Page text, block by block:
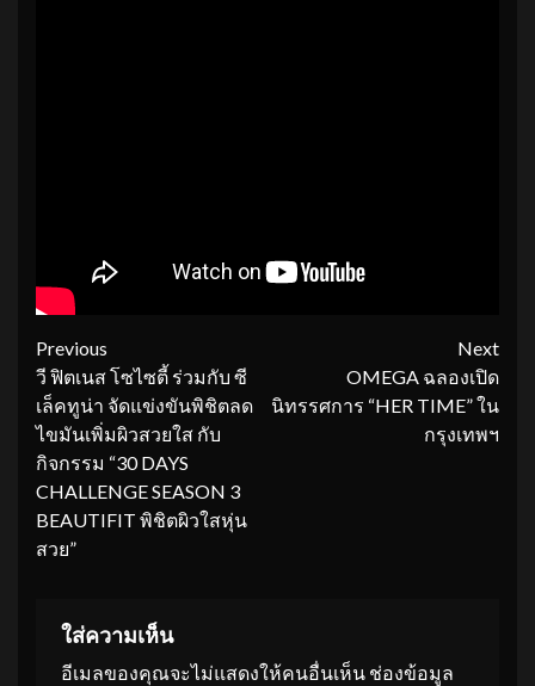
Continue
Reading
Previous
วี ฟิตเนส โซไซตี้ ร่วมกับ ซี
เล็คทูน่า จัดแข่งขันพิชิตลด
ไขมันเพิ่มผิวสวยใส กับ
กิจกรรม “30 DAYS
CHALLENGE SEASON 3
BEAUTIFIT พิชิตผิวใสหุ่น
สวย”
Next
OMEGA ฉลองเปิด
นิทรรศการ “HER TIME” ใน
กรุงเทพฯ
ใส่ความเห็น
อีเมลของคุณจะไม่แสดงให้คนอื่นเห็น ช่องข้อมูล